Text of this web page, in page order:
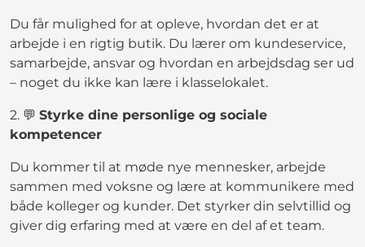
Du får mulighed for at opleve, hvordan det er at
arbejde i en rigtig butik. Du lærer om kundeservice,
samarbejde, ansvar og hvordan en arbejdsdag ser ud
– noget du ikke kan lære i klasselokalet.
2. 💬 Styrke dine personlige og sociale
kompetencer
Du kommer til at møde nye mennesker, arbejde
sammen med voksne og lære at kommunikere med
både kolleger og kunder. Det styrker din selvtillid og
giver dig erfaring med at være en del af et team.